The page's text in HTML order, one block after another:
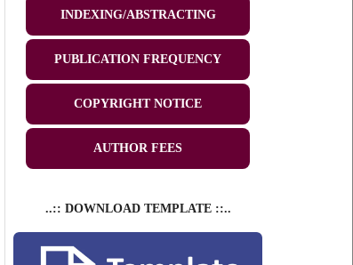
INDEXING/ABSTRACTING
PUBLICATION FREQUENCY
COPYRIGHT NOTICE
AUTHOR FEES
..:: DOWNLOAD TEMPLATE ::..